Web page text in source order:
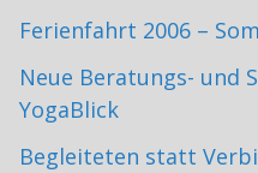
Ferienfahrt 2006 –
Neue Beratungs- und
YogaBlick
Begleiteten statt